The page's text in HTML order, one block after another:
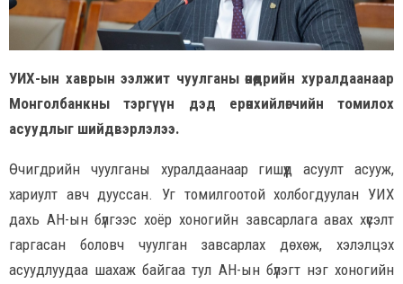
УИХ-ын хаврын ээлжит чуулганы өнөөдрийн хуралдаанаар
Монголбанкны тэргүүн дэд ерөнхийлөгчийн томилох
асуудлыг шийдвэрлэлээ.
Өчигдрийн чуулганы хуралдаанаар гишүүд асуулт асууж,
хариулт авч дууссан. Уг томилгоотой холбогдуулан УИХ
дахь АН-ын бүлгээс хоёр хоногийн завсарлага авах хүсэлт
гаргасан боловч чуулган завсарлах дөхөж, хэлэлцэх
асуудлуудаа шахаж байгаа тул АН-ын бүлэгт нэг хоногийн